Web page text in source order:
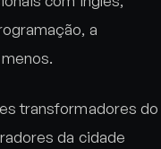
a
transformadores do
da cidade